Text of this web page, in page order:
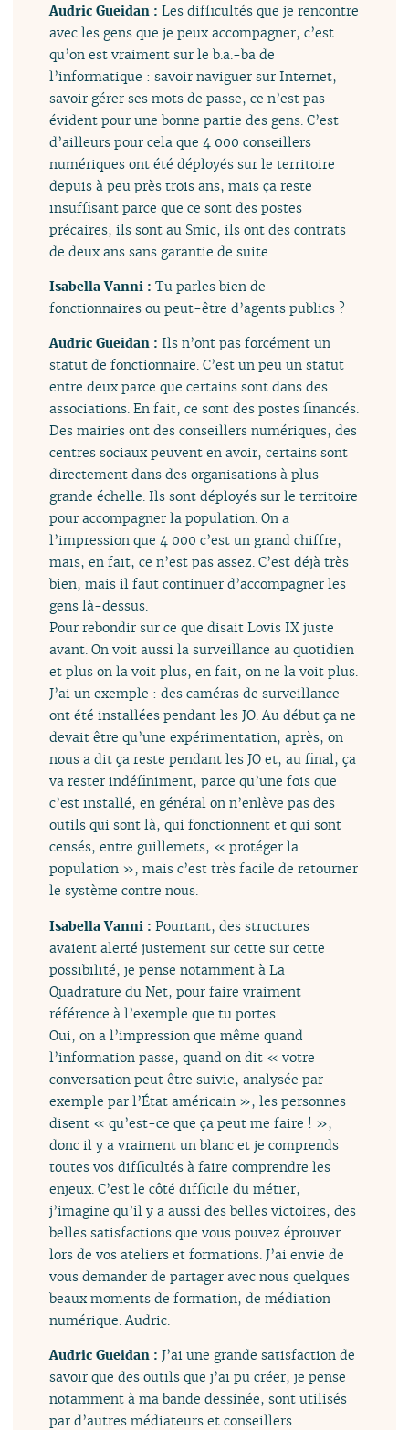
Audric Gueidan :Les difficultés que je rencontre
avec les gens que je peux accompagner, c’est
qu’on est vraiment sur le b.a.-ba de
l’informatique : savoir naviguer sur Internet,
savoir gérer ses mots de passe, ce n’est pas
évident pour une bonne partie des gens. C’est
d’ailleurs pour cela que 4 000 conseillers
numériques ont été déployés sur le territoire
depuis à peu près trois ans, mais ça reste
insuffisant parce que ce sont des postes
précaires, ils sont au Smic, ils ont des contrats
de deux ans sans garantie de suite.
Isabella Vanni :Tu parles bien de
fonctionnaires ou peut-être d’agents publics ?
Audric Gueidan :Ils n’ont pas forcément un
statut de fonctionnaire. C’est un peu un statut
entre deux parce que certains sont dans des
associations. En fait, ce sont des postes financés.
Des mairies ont des conseillers numériques, des
centres sociaux peuvent en avoir, certains sont
directement dans des organisations à plus
grande échelle. Ils sont déployés sur le territoire
pour accompagner la population. On a
l’impression que 4 000 c’est un grand chiffre,
mais, en fait, ce n’est pas assez. C’est déjà très
bien, mais il faut continuer d’accompagner les
gens là-dessus.
Pour rebondir sur ce que disait Lovis IX juste
avant. On voit aussi la surveillance au quotidien
et plus on la voit plus, en fait, on ne la voit plus.
J’ai un exemple : des caméras de surveillance
ont été installées pendant les JO. Au début ça ne
devait être qu’une expérimentation, après, on
nous a dit ça reste pendant les JO et, au final, ça
va rester indéfiniment, parce qu’une fois que
c’est installé, en général on n’enlève pas des
outils qui sont là, qui fonctionnent et qui sont
censés, entre guillemets, « protéger la
population », mais c’est très facile de retourner
le système contre nous.
Isabella Vanni :Pourtant, des structures
avaient alerté justement sur cette sur cette
possibilité, je pense notamment à La
Quadrature du Net, pour faire vraiment
référence à l’exemple que tu portes.
Oui, on a l’impression que même quand
l’information passe, quand on dit « votre
conversation peut être suivie, analysée par
exemple par l’État américain », les personnes
disent « qu’est-ce que ça peut me faire ! »,
donc il y a vraiment un blanc et je comprends
toutes vos difficultés à faire comprendre les
enjeux. C’est le côté difficile du métier,
j’imagine qu’il y a aussi des belles victoires, des
belles satisfactions que vous pouvez éprouver
lors de vos ateliers et formations. J’ai envie de
vous demander de partager avec nous quelques
beaux moments de formation, de médiation
numérique. Audric.
Audric Gueidan :J’ai une grande satisfaction de
savoir que des outils que j’ai pu créer, je pense
notamment à ma bande dessinée, sont utilisés
par d’autres médiateurs et conseillers